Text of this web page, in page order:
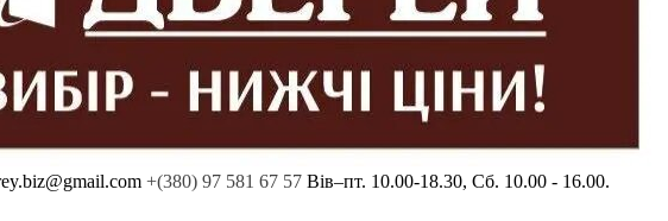
+(380) 97 581 67 57 Вів–пт. 10.00-18.30, Сб. 10.00 - 16.00.